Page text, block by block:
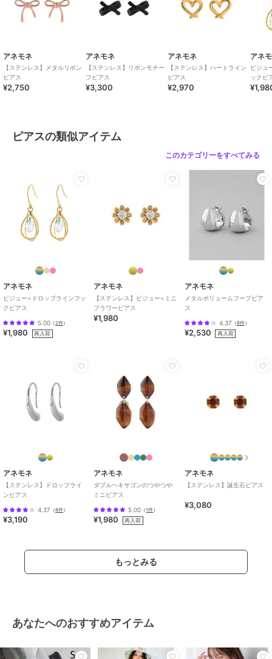
ピンクゴールド系
リボンモチー
フアクセ
アネモネ
【ステンレス】メタルリボン
ピアス
¥2,750
アネモネ
【ステンレス】リボンモチー
フピアス
¥3,300
アネモネ
【ステンレス】ハートライン
ピアス
¥2,970
アネ
ビジュ
ックピ
ピアスの類似アイテム
このカテゴリーをすべてみる
アネモネ
ビジュー×ドロップラインフッ
クピアス
5.00 （2件）
¥1,980 再入荷
アネモネ
【ステンレス】ビジュー×ミニ
フラワーピアス
¥1,980
アネモネ
メタルボリュームフープピア
ス
4.37 （8件）
¥2,530 再入荷
アネモネ
【ステンレス】ドロップライ
ンピアス
4.37 （8件）
¥3,190
アネモネ
ダブルヘキサゴンのつやつや
ミニピアス
5.00 （1件）
¥1,980 再入荷
アネモネ
【ステンレス】誕生石ピアス
¥3,080
もっとみる
あなたへのおすすめアイテム